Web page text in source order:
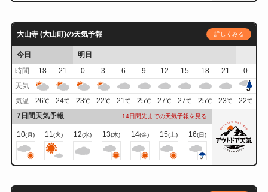
大山寺 (大山町)の天気予報 詳しくみる
今日
明日
時間
18 21 0 3 6 9 12 15 18 21
0
天気
気温 26℃ 24℃ 23℃ 22℃ 21℃ 25℃ 27℃ 27℃ 25℃ 23℃ 22℃
7日間天気予報 14日間先までの天気予報を見る
10(月) 11(火) 12(水) 13(木) 14(金) 15(土) 16(日)